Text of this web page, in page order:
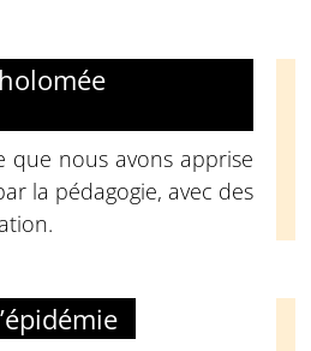
nous avons apprise
la pédagogie, avec des